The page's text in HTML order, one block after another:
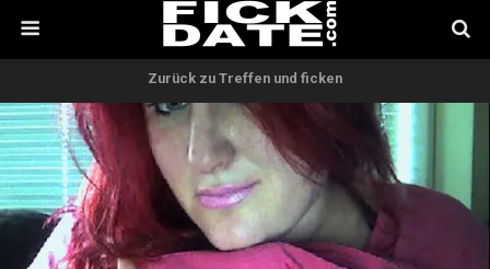
Zurück zu Treffen und ficken